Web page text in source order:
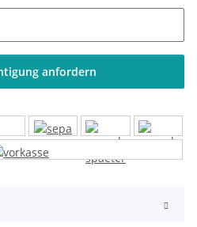
anfordern